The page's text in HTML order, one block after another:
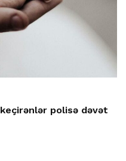
keçirənlər polisə dəvət